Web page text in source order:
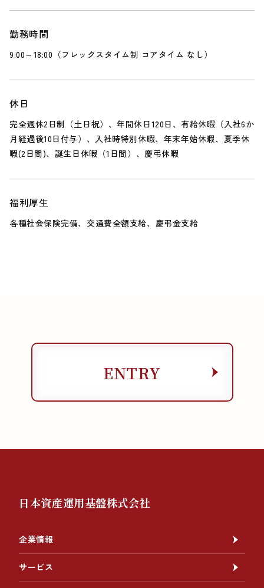
勤務時間
9:00～18:00（フレックスタイム制 コアタイム なし）
休日
完全週休2日制（土日祝）、年間休日120日、有給休暇（入社6か
月経過後10日付与）、入社時特別休暇、年末年始休暇、夏季休
暇(2日間)、誕生日休暇（1日間）、慶弔休暇
福利厚生
各種社会保険完備、交通費全額支給、慶弔金支給
ENTRY
ENTRY
日本資産運用基盤株式会社
企業情報
サービス